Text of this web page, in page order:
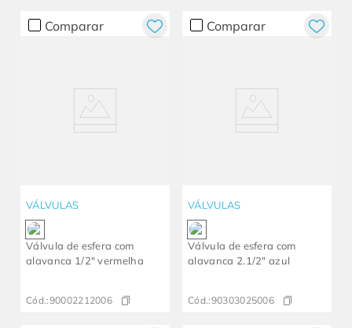
Comparar
VÁLVULAS
Válvula de esfera com
alavanca 1/2" vermelha
Cód.:90002212006
Comparar
VÁLVULAS
Válvula de esfera com
alavanca 2.1/2" azul
Cód.:90303025006